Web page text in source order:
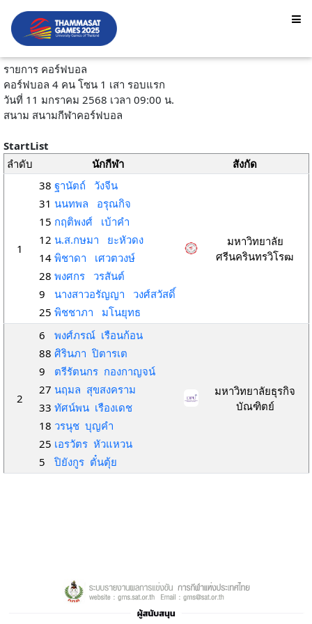
รายการ คอร์ฟบอล
คอร์ฟบอล 4 คน โซน 1 เสา รอบแรก
วันที่ 11 มกราคม 2568 เวลา 09:00 น.
สนาม สนามกีฬาคอร์ฟบอล
StartList
ลำดับ
นักกีฬา สังกัด
1
38 ฐานัตถ์ วังจีน
31 นนทพล อรุณกิจ
15 กฤติพงศ์ เบ้าคำ
12 น.ส.กษมา ยะหัวดง
14 พิชาดา เศวตวงษ์
28 พงศกร วรสันต์
9
นางสาวอรัญญา วงศ์สวัสดิ์
25 พิชชาภา มโนยุทธ
มหาวิทยาลัย
ศรีนครินทรวิโรฒ
2
6
พงศ์ภรณ์ เรือนก้อน
88 ศิรินภา ปิตารเต
9
ตรีรัตนกร กองกาญจน์
27 นฤมล สุขสงคราม
33 ทัศน์พน เรืองเดช
18 วรนุช บุญคำ
25 เอรวัตร หัวแหวน
5
ปิยังกูร ตั๋นตุ้ย
มหาวิทยาลัยธุรกิจ
บัณฑิตย์